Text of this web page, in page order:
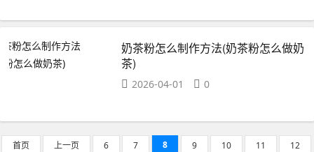
奶茶粉怎么制作方法(奶茶粉怎么做奶
茶)
2026-04-01 0
首页 上一页 6 7 8 9 10 11
12